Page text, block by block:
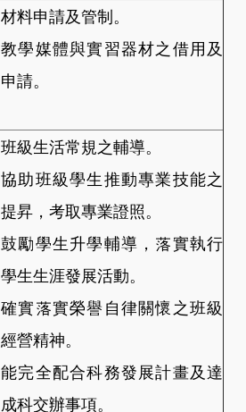
材料申請及管制。
教學媒體與實習器材之借用及
申請。
班級生活常規之輔導。
協助班級學生推動專業技能之
提昇，考取專業證照。
鼓勵學生升學輔導，落實執行
學生生涯發展活動。
確實落實榮譽自律關懷之班級
經營精神。
能完全配合科務發展計畫及達
成科交辦事項。